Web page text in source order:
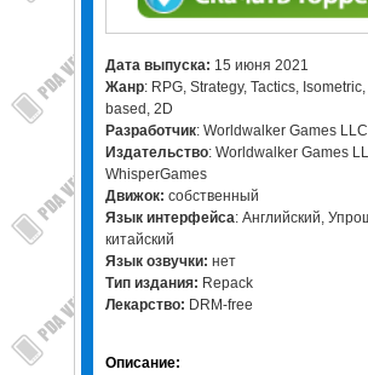
Дата выпуска: 15 июня 2021
Жанр: RPG, Strategy, Tactics,
based, 2D
Разработчик: Worldwalker Games LLC
Издательство: Worldwalker Games
WhisperGames
Движок: собственный
Язык интерфейса: Английский,
китайский
Язык озвучки: нет
Тип издания: Repack
Лекарство: DRM-free
Описание: